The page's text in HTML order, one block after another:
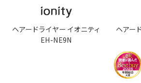
ヘアードライヤー イオニティ
EH-NE9N
ヘアー